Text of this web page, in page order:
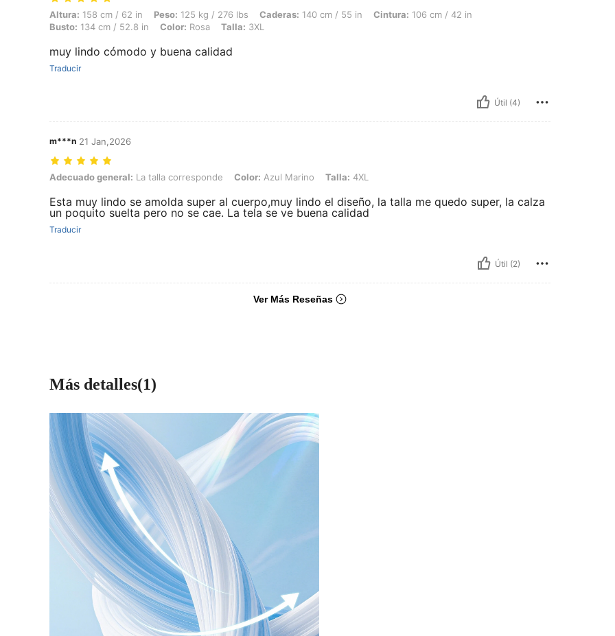
Altura: 158 cm / 62 in, Peso: 125 kg / 276 lbs, Caderas: 140 cm / 55 in, Cintura: 106 cm / 42 in, Busto: 134 cm / 52.8 in, Color: Rosa, Talla: 3XL
Altura: 158 cm / 62 in Peso: 125 kg / 276 lbs Caderas: 140 cm / 55 in Cintura: 106 cm / 42 in
Busto: 134 cm / 52.8 in Color: Rosa Talla: 3XL
muy lindo cómodo y buena calidad
Traducir
Útil (4)
m***n 21 Jan,2026
Adecuado general: La talla corresponde, Color: Azul Marino, Talla: 4XL
Adecuado general: La talla corresponde Color: Azul Marino Talla: 4XL
Esta muy lindo se amolda super al cuerpo,muy lindo el diseño, la talla me quedo super, la calza
un poquito suelta pero no se cae. La tela se ve buena calidad
Traducir
Útil (2)
Ver Más Reseñas
Más detalles(1)